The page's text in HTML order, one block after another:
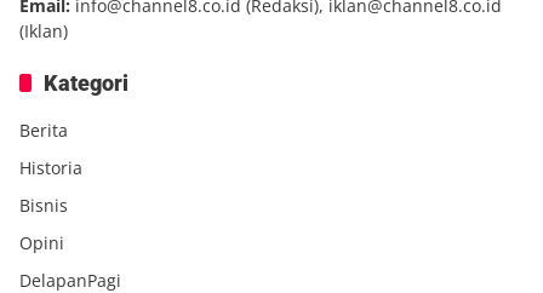
Email: info@channel8.co.id (Redaksi), iklan@channel8.co.id
(Iklan)
Kategori
Berita
Historia
Bisnis
Opini
DelapanPagi